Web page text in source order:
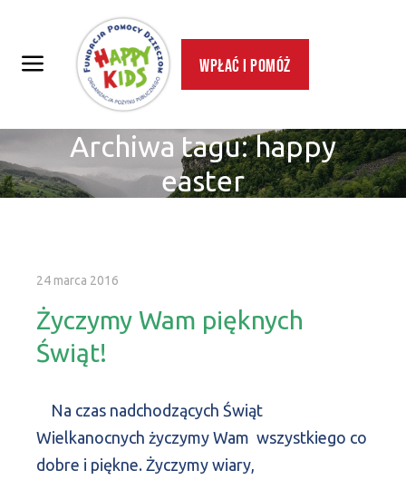
Wpłać i pomóż
Archiwa tagu:happy
easter
24 marca 2016
Życzymy Wam pięknych
Świąt!
Na czas nadchodzących Świąt
Wielkanocnych życzymy Wam wszystkiego co
dobre i piękne. Życzymy wiary,